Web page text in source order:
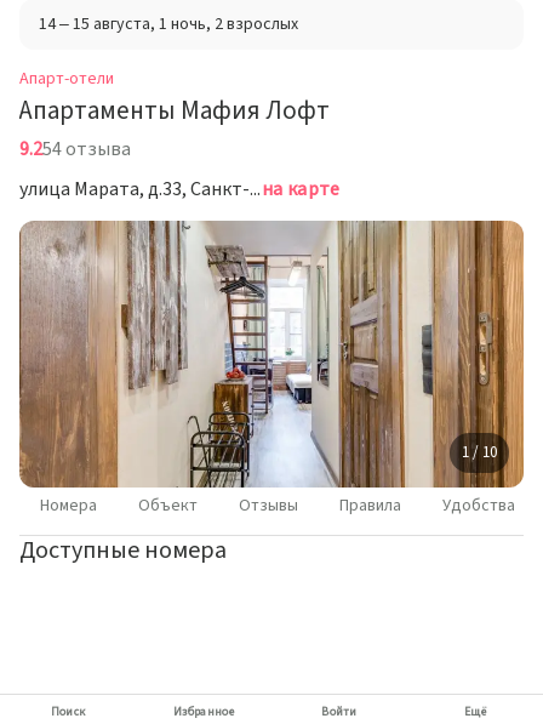
14 – 15 августа, 1 ночь, 2 взрослых
Апарт-отели
Апартаменты Мафия Лофт
9.254 отзыва
улица Марата, д.33, Санкт-Петербургна карте
1 / 10
Номера Объект Отзывы Правила Удобства
Доступные номера
Поиск Избранное Войти Ещё